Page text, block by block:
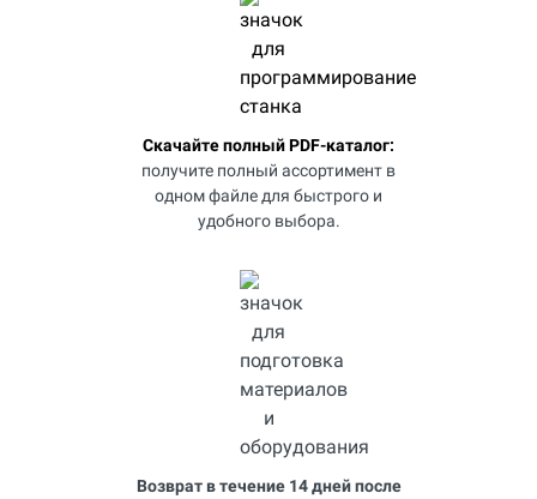
Скачайте полный PDF-каталог:
получите полный ассортимент в
одном файле для быстрого и
удобного выбора.
Возврат в течение 14 дней после